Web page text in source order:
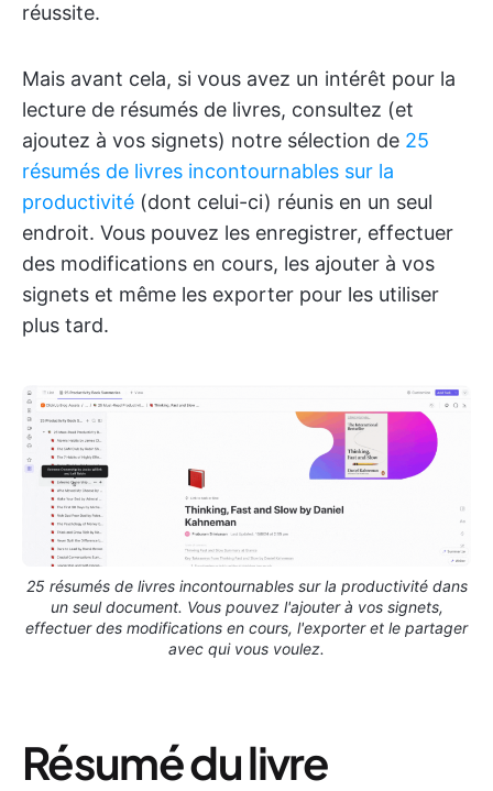
réussite.
Mais avant cela, si vous avez un intérêt pour la
lecture de résumés de livres, consultez (et
ajoutez à vos signets) notre sélection de 25
résumés de livres incontournables sur la
productivité (dont celui-ci) réunis en un seul
endroit. Vous pouvez les enregistrer, effectuer
des modifications en cours, les ajouter à vos
signets et même les exporter pour les utiliser
plus tard.
25 résumés de livres incontournables sur la productivité dans
un seul document. Vous pouvez l'ajouter à vos signets,
effectuer des modifications en cours, l'exporter et le partager
avec qui vous voulez.
Résumé du livre